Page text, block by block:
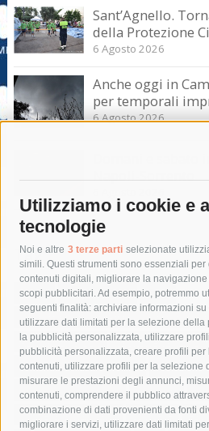
Utilizziamo i cookie e
tecnologie
Noi e altre 3 terze parti selezionate
simili. Questi strumenti sono essenziali
contenuti digitali, migliorare la
scopi pubblicitari. Ad esempio, potremmo
seguenti finalità: archiviare informazioni su
utilizzare dati limitati per la selezione
la pubblicità personalizzata, utilizzare
pubblicità personalizzata, creare profili
contenuti, utilizzare profili per la selezione
misurare le prestazioni degli annunci,
contenuti, comprendere il pubblico
combinazione di dati provenienti da fonti
migliorare i servizi, utilizzare dati limitati
Sant’Agnello.
della Protezione
6 Agosto 2026
Anche oggi in
per temporali
6 Agosto 2026
Domani e
Tag
acqua allerta meteo
anas
area marina protetta di punta
Asl Napoli 3 sud
capitaneria di
castellammare di stabia
comune di sorrento
concerto
costiera amalfitana
covid-19 eav